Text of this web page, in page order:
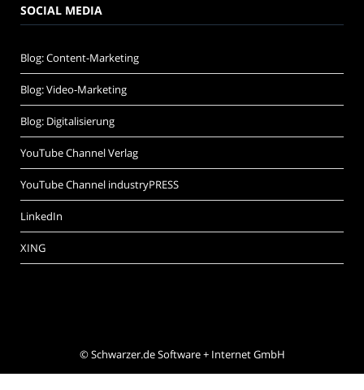
SOCIAL MEDIA
Blog: Content-Marketing
Blog: Video-Marketing
Blog: Digitalisierung
YouTube Channel Verlag
YouTube Channel industryPRESS
LinkedIn
XING
©Schwarzer.de Software + Internet GmbH